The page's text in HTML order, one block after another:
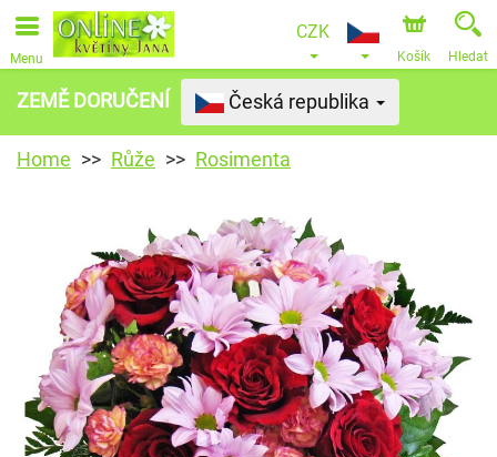
Menu
CZK
Košík Hledat
ZEMĚ DORUČENÍ Česká republika
Home Růže Rosimenta